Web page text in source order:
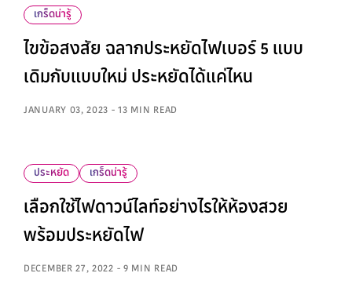
เกร็ดน่ารู้
ไขข้อสงสัย ฉลากประหยัดไฟเบอร์ 5 แบบ
เดิมกับแบบใหม่ ประหยัดได้แค่ไหน
JANUARY 03, 2023 - 13 MIN READ
ประหยัด เกร็ดน่ารู้
เลือกใช้ไฟดาวน์ไลท์อย่างไรให้ห้องสวย
พร้อมประหยัดไฟ
DECEMBER 27, 2022 - 9 MIN READ